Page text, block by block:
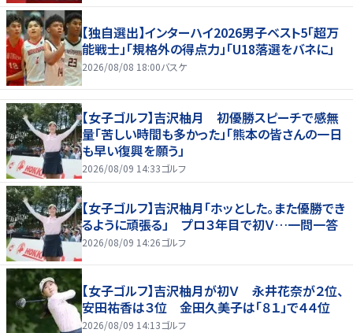
【独自選出】インターハイ2026男子ベスト5「超万
能戦士」「規格外の得点力」「U18落選をバネに」
2026/08/08 18:00バスケ
【女子ゴルフ】吉沢柚月 初優勝スピーチで感無
量「苦しい時間も多かった」「熊本の皆さんの一日
も早い復興を願う」
2026/08/09 14:33ゴルフ
【女子ゴルフ】吉沢柚月「ホッとした。また優勝でき
るように頑張る」 プロ３年目で初Ｖ…一問一答
2026/08/09 14:26ゴルフ
【女子ゴルフ】吉沢柚月が初Ｖ 永井花奈が２位、
安田祐香は３位 金田久美子は「８１」で４４位
2026/08/09 14:13ゴルフ